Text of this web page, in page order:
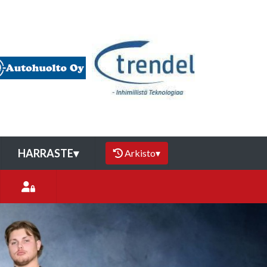
HARRASTE▾ Arkisto▾